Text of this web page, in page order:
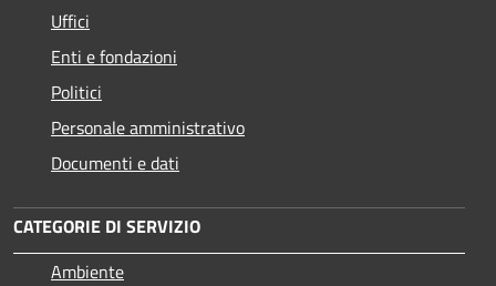
Uffici
Enti e fondazioni
Politici
Personale amministrativo
Documenti e dati
CATEGORIE DI SERVIZIO
Ambiente